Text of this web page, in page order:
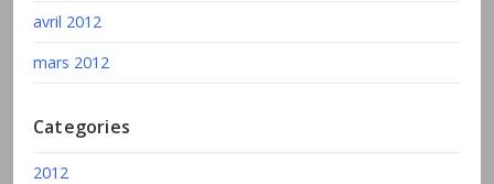
avril 2012
mars 2012
Categories
2012